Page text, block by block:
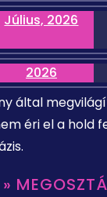
Július, 2026
2026
által
éri el a hold